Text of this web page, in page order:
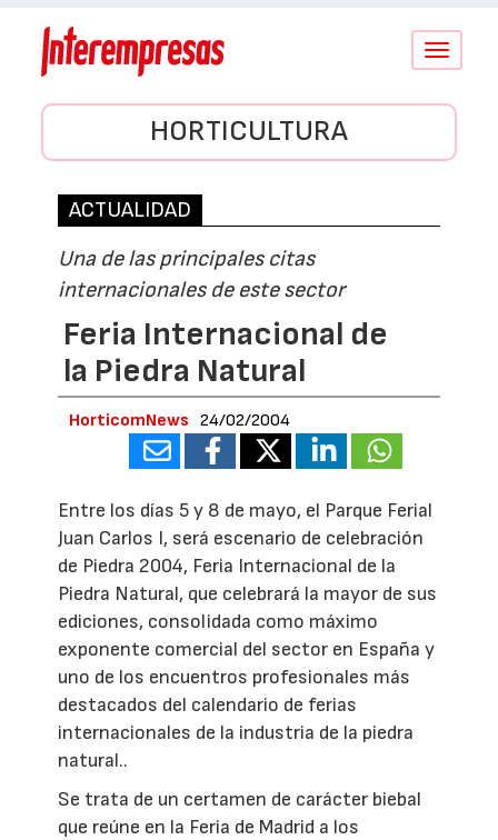
Conmutar
HORTICULTURA
ACTUALIDAD
Una de las principales citas
internacionales de este sector
Feria Internacional de
la Piedra Natural
HorticomNews 24/02/2004
Entre los días 5 y 8 de mayo, el Parque Ferial
Juan Carlos I, será escenario de celebración
de Piedra 2004, Feria Internacional de la
Piedra Natural, que celebrará la mayor de sus
ediciones, consolidada como máximo
exponente comercial del sector en España y
uno de los encuentros profesionales más
destacados del calendario de ferias
internacionales de la industria de la piedra
natural..
Se trata de un certamen de carácter biebal
que reúne en la Feria de Madrid a los